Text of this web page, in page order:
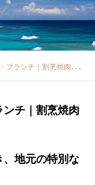
チ｜割烹焼肉SUI(首里)
チ｜割烹焼肉
地元の特別な